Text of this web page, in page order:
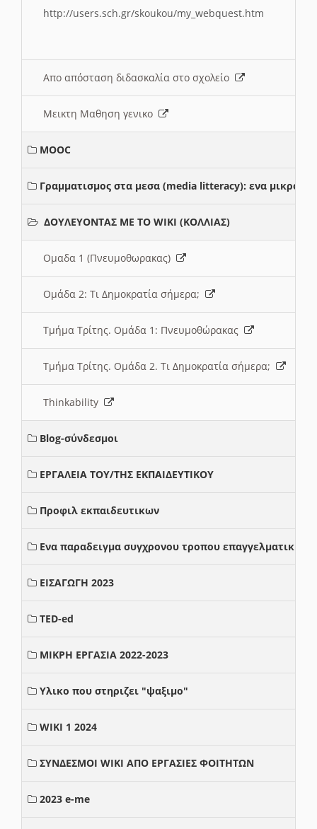
http://users.sch.gr/skoukou/my_webquest.htm
Απο απόσταση διδασκαλία στο σχολείο
Μεικτη Μαθηση γενικο
MOOC
Γραμματισμος στα μεσα (media litteracy): ενα μικρο
ΔΟΥΛΕΥΟΝΤΑΣ ΜΕ ΤΟ WIKI (ΚΟΛΛΙΑΣ)
Ομαδα 1 (Πνευμοθωρακας)
Ομάδα 2: Τι Δημοκρατία σήμερα;
Τμήμα Τρίτης. Ομάδα 1: Πνευμοθώρακας
Τμήμα Τρίτης. Ομάδα 2. Τι Δημοκρατία σήμερα;
Thinkability
Blog-σύνδεσμοι
ΕΡΓΑΛΕΙΑ ΤΟΥ/ΤΗΣ ΕΚΠΑΙΔΕΥΤΙΚΟΥ
Προφιλ εκπαιδευτικων
Ενα παραδειγμα συγχρονου τροπου επαγγελματικης
ΕΙΣΑΓΩΓΗ 2023
TED-ed
ΜΙΚΡΗ ΕΡΓΑΣΙΑ 2022-2023
Υλικο που στηριζει "ψαξιμο"
WIKI 1 2024
ΣΥΝΔΕΣΜΟΙ WIKI ΑΠΟ ΕΡΓΑΣΙΕΣ ΦΟΙΤΗΤΩΝ
2023 e-me